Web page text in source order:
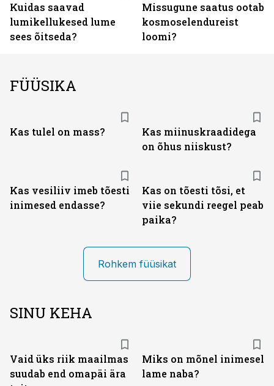
Kuidas saavad
lumikellukesed lume
sees õitseda?
Missugune saatus ootab
kosmoselendureist
loomi?
FÜÜSIKA
Kas tulel on mass?
Kas miinuskraadidega
on õhus niiskust?
Kas vesiliiv imeb tõesti
inimesed endasse?
Kas on tõesti tõsi, et
viie sekundi reegel peab
paika?
Rohkem füüsikat
SINU KEHA
Vaid üks riik maailmas
suudab end omapäi ära
Miks on mõnel inimesel
lame naba?